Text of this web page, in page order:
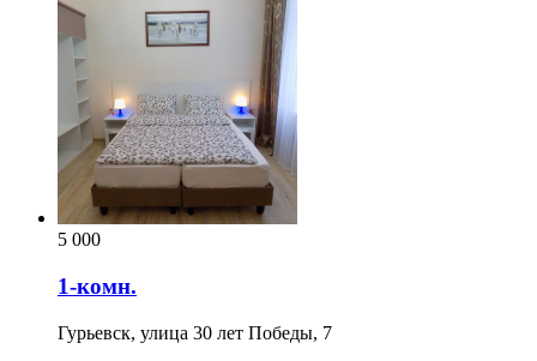
5 000
1-комн.
Гурьевск, улица 30 лет Победы, 7